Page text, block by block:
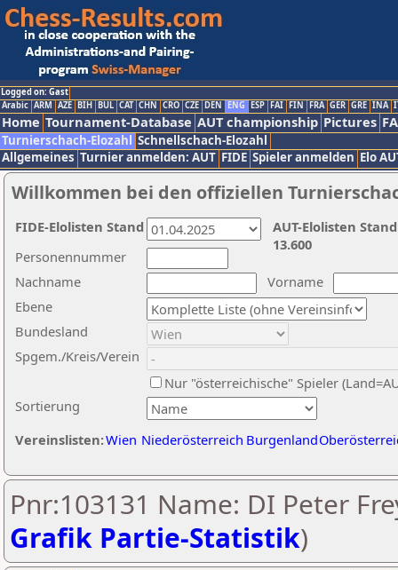
Logged on: Gast
Arabic ARM AZE BIH BUL CAT CHN CRO CZE DEN ENG ESP FAI FIN FRA GER GRE INA
Home Tournament-Database AUT championship Pictures
Turnierschach-Elozahl Schnellschach-Elozahl
Allgemeines Turnier anmelden: AUT FIDE Spieler anmelden Elo
Willkommen bei den offiziellen
Nachname
Vorname
Ebene
Sortierung
Personennummer
Bundesland
Spgem./Kreis/Verein
Nur "österreichische" Spieler
Vereinslisten:Wien Niederösterreich Burgenland
AUT-Elolisten
13.600
FIDE-Elolisten Stand
Pnr:103131 Name: DI Peter
Grafik Partie-Statistik)